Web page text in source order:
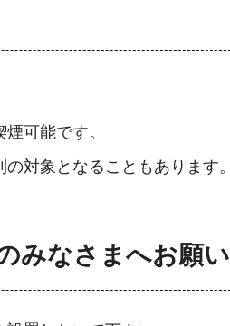
可能です。
対象となることもあります。
みなさまへお願い